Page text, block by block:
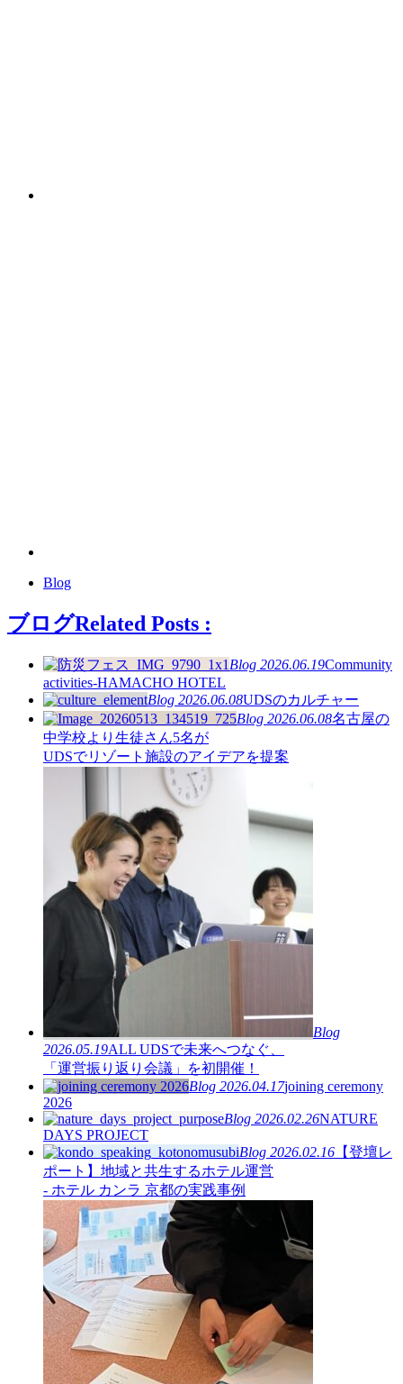
Blog
ブログRelated Posts :
Blog 2026.06.19Community
activities-HAMACHO HOTEL
Blog 2026.06.08UDSのカルチャー
Blog 2026.06.08名古屋の
中学校より生徒さん5名が
UDSでリゾート施設のアイデアを提案
Blog
2026.05.19ALL UDSで未来へつなぐ、
「運営振り返り会議」を初開催！
Blog 2026.04.17joining ceremony
2026
Blog 2026.02.26NATURE
DAYS PROJECT
Blog 2026.02.16 【登壇レ
ポート】地域と共生するホテル運営
- ホテル カンラ 京都の実践事例